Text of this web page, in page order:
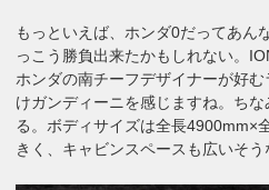
もっといえば、ホンダ0だってあん
っこう勝負出来たかもしれない。
ホンダの南チーフデザイナーが好
けガンディーニを感じますね。ち
る。ボディサイズは全長4900mm×
きく、キャビンスペースも広いそう